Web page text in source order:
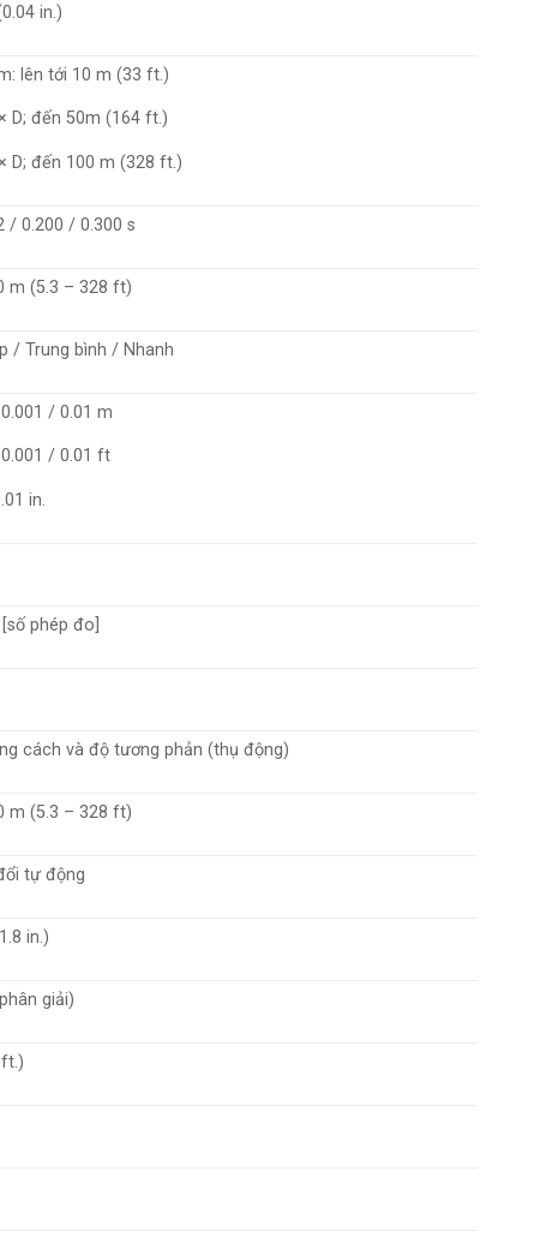
in.)
lên tới 10 m (33 ft.)
D; đến 50m (164 ft.)
D; đến 100 m (328 ft.)
/ 0.200 / 0.300 s
m (5.3 – 328 ft)
/ Trung bình / Nhanh
/ 0.01 m
/ 0.01 ft
in.
phép đo]
cách và độ tương phản (thụ động)
m (5.3 – 328 ft)
tự động
in.)
giải)